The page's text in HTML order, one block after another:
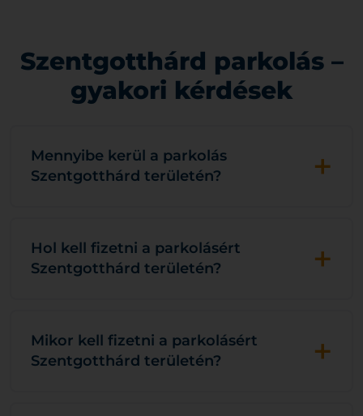
Szentgotthárd parkolás –
gyakori kérdések
Mennyibe kerül a parkolás
Szentgotthárd területén?
+
Hol kell fizetni a parkolásért
Szentgotthárd területén?
+
Mikor kell fizetni a parkolásért
Szentgotthárd területén?
+